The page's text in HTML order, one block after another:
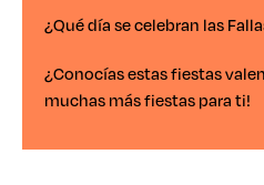
¿Qué día se celebran las
¿Conocías estas fiestas
muchas más fiestas para ti!